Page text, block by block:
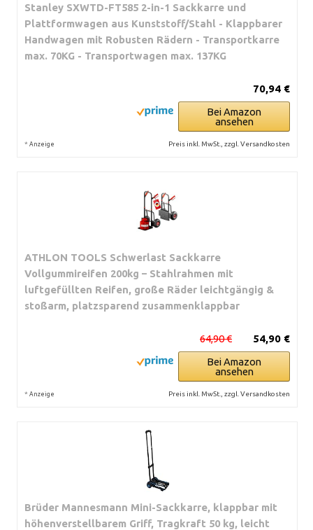
Stanley SXWTD-FT585 2-in-1 Sackkarre und
Plattformwagen aus Kunststoff/Stahl - Klappbarer
Handwagen mit Robusten Rädern - Transportkarre
max. 70KG - Transportwagen max. 137KG
70,94 €
Bei Amazon
ansehen
* Anzeige Preis inkl. MwSt., zzgl. Versandkosten
ATHLON TOOLS Schwerlast Sackkarre
Vollgummireifen 200kg – Stahlrahmen mit
luftgefüllten Reifen, große Räder leichtgängig &
stoßarm, platzsparend zusammenklappbar
54,90 €
64,90 €
Bei Amazon
ansehen
* Anzeige Preis inkl. MwSt., zzgl. Versandkosten
Brüder Mannesmann Mini-Sackkarre, klappbar mit
höhenverstellbarem Griff, Tragkraft 50 kg, leicht